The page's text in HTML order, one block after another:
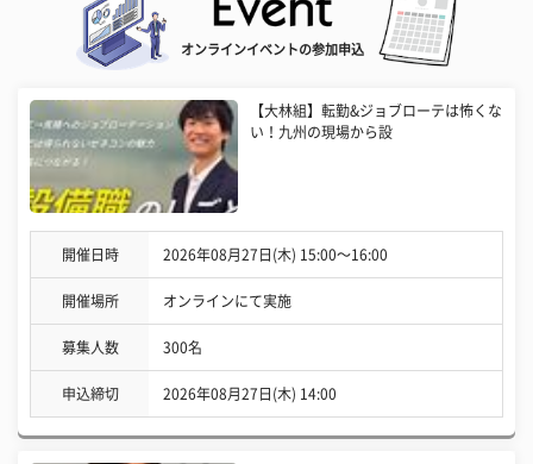
オンラインイベントの参加申込
【大林組】転勤&ジョブローテは怖くな
い！九州の現場から設
開催日時 2026年08月27日(木) 15:00〜16:00
開催場所 オンラインにて実施
募集人数 300名
申込締切 2026年08月27日(木) 14:00